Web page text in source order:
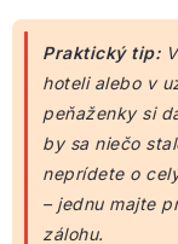
Praktický tip:
hoteli alebo v
peňaženky si
by sa niečo
neprídete o
– jednu majte
zálohu.